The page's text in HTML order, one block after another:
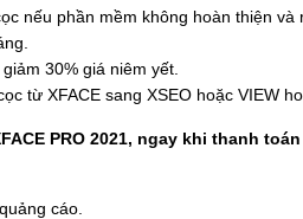
nếu phần mềm không hoàn thiện và
30% giá niêm yết.
từ XFACE sang XSEO hoặc VIEW
PRO 2021, ngay khi thanh
cáo.